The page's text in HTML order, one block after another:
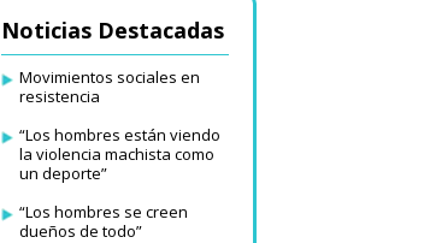
Noticias Destacadas
Movimientos sociales en
resistencia
“Los hombres están viendo
la violencia machista como
un deporte”
“Los hombres se creen
dueños de todo”